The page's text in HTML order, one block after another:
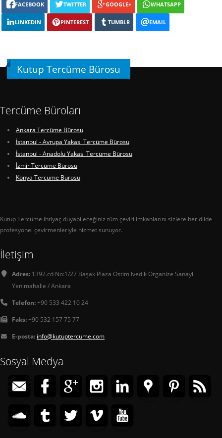
FACEBOOK TWITTER GOOGLE+ WHATSAPP
LINKEDIN PINTEREST TUMBLR EMAIL
Kutup Tercüme Bürosu
Tercüme Büroları
Ankara Tercüme Bürosu
İstanbul - Avrupa Yakası Tercüme Bürosu
İstanbul - Anadolu Yakası Tercüme Bürosu
İzmir Tercüme Bürosu
Konya Tercüme Bürosu
Kutup Tercüme ihtiyaç duyabileceğiniz tüm çeviri imkanlarını sizlere her dilde
profesyonel çevirmenleriyle hizmet sunuyor.
İletişim
Adres: 1392.cd No:1/27 Başak Plaza Ostim İvedik Organize Sanayi
Yenimahalle / Ankara
Telefon:+90 533 422 10 24
Faks:+90 532 157 75 77
E-posta: info@kutuptercume.com
Sosyal Medya